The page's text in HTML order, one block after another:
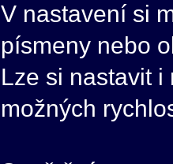
V nastavení si
písmeny nebo
Lze si nastavit
možných